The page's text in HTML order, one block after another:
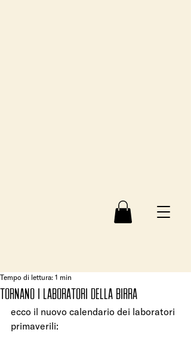
Tornano i laboratori della birra
Tempo di lettura: 1 min
ecco il nuovo calendario dei laboratori
primaverili: